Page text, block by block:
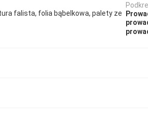
falista, folia bąbelkowa, palety ze